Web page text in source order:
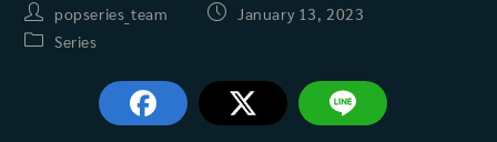
Post
author:
popseries_team
Post January 13, 2023
PostSeries